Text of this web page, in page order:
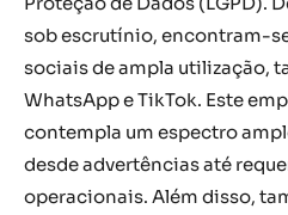
sob escrutínio, encontram-
sociais de ampla utilização,
WhatsApp e TikTok. Este
contempla um espectro
desde advertências até
operacionais. Além disso,